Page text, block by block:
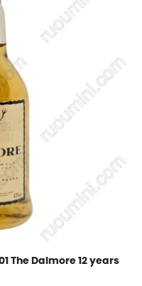
The Dalmore 12 years